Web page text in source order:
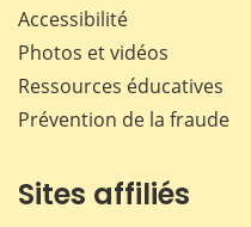
Accessibilité
Photos et vidéos
Ressources éducatives
Prévention de la fraude
Sites affiliés